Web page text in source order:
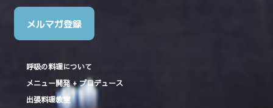
メルマガ登録
呼吸の料理について
メニュー開発 + プロデュース
出張料理教室